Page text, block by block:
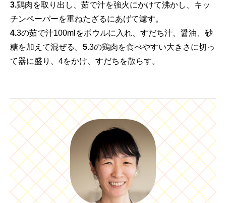
3.鶏肉を取り出し、茹で汁を強火にかけて沸かし、キッ
チンペーパーを重ねたざるにあげて濾す。
4.3の茹で汁100mlをボウルに入れ、すだち汁、醤油、砂
糖を加えて混ぜる。 5.3の鶏肉を食べやすい大きさに切っ
て器に盛り、4をかけ、すだちを散らす。